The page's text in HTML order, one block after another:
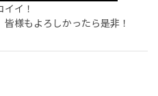
イ！
様もよろしかったら是非！